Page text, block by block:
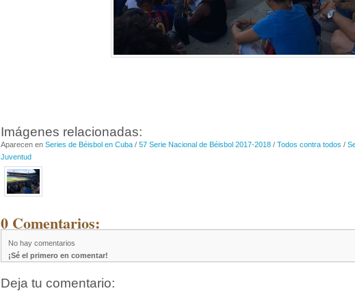
Imágenes relacionadas:
Aparecen en Series de Béisbol en Cuba / 57 Serie Nacional de Béisbol 2017-2018 / Todos contra todos /
Juventud
0 Comentarios:
No hay comentarios
¡Sé el primero en comentar!
Deja tu comentario: